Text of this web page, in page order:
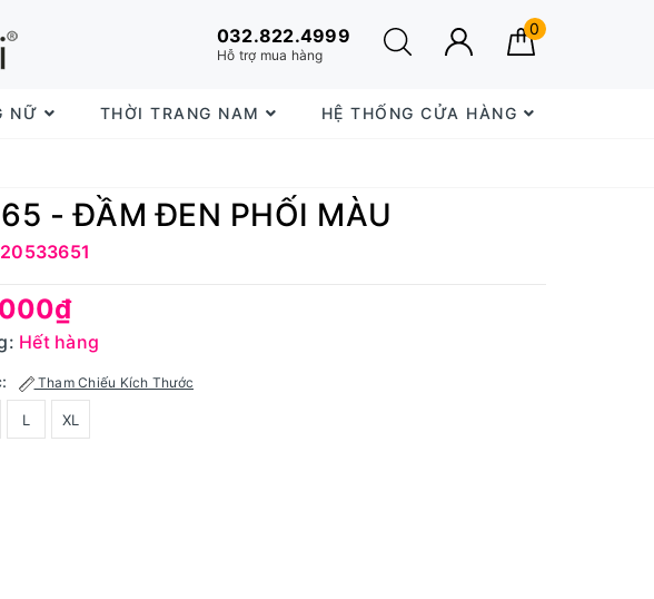
032.822.4999
Hỗ trợ mua hàng
0
NỮ THỜI TRANG NAM HỆ THỐNG CỬA HÀNG
- ĐẦM ĐEN PHỐI MÀU
Hết hàng
Tham Chiếu Kích Thước
L XL